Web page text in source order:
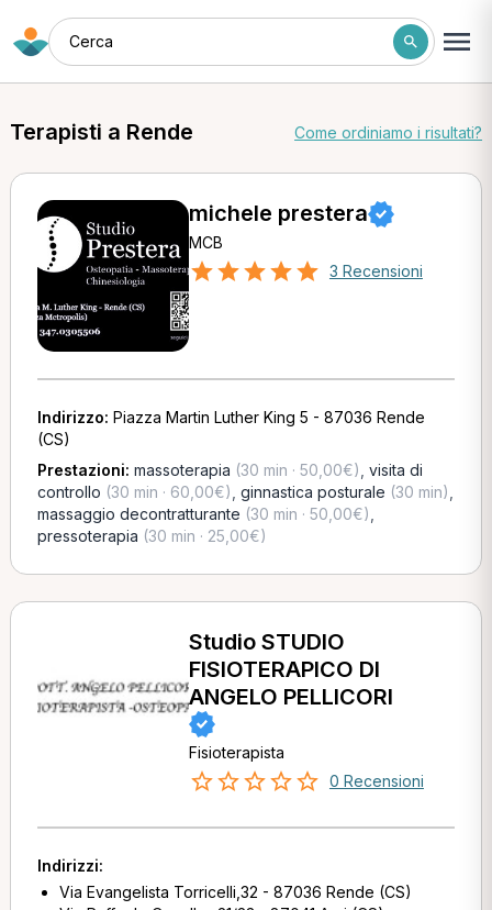
Cerca
Terapisti a Rende Come ordiniamo i risultati?
michele prestera
MCB
3 Recensioni
Indirizzo: Piazza Martin Luther King 5 - 87036 Rende
(CS)
Prestazioni: massoterapia (30 min · 50,00€) visita di
controllo (30 min · 60,00€) ginnastica posturale (30 min)
massaggio decontratturante (30 min · 50,00€)
pressoterapia (30 min · 25,00€)
Studio STUDIO
FISIOTERAPICO DI
ANGELO PELLICORI
Fisioterapista
0 Recensioni
Indirizzi:
Via Evangelista Torricelli,32 - 87036 Rende (CS)